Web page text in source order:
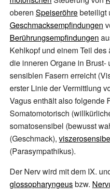
oberen Speiseröhrebeteiligt
Geschmacksempfindungen
Berührungsempfindungen
Kehlkopf und einem Teil des
die inneren Organe in
sensiblen Fasern erreicht
erster Linie der Vermittlung
Vagus enthält also folgende
Somatomotorisch
somatosensibel (bewusst
(Geschmack),
(Parasympathikus).
Der Nerv wird mit dem IX.
glossopharyngeusbzw.